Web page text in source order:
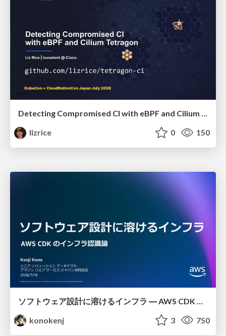
Detecting Compromised CI with eBPF and Cilium Tetragon
lizrice
0 150
konokenj
3 750